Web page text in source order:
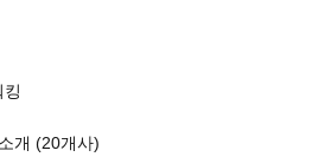
개 (20개사)